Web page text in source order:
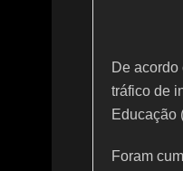
De
tráfico de
Educação
Foram